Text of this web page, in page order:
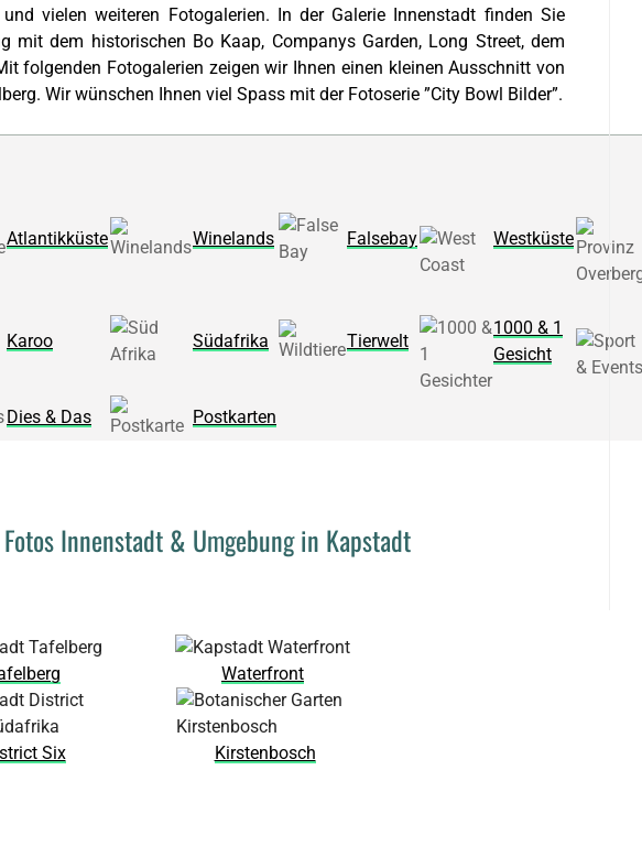
vielen weiteren Fotogalerien. In der Galerie Innenstadt finden Sie
mit dem historischen Bo Kaap, Companys Garden, Long Street, dem
folgenden Fotogalerien zeigen wir Ihnen einen kleinen Ausschnitt von
Wir wünschen Ihnen viel Spass mit der Fotoserie ”City Bowl Bilder”.
Atlantikküste Winelands Falsebay Westküste
Karoo Südafrika Tierwelt
1000 & 1
Gesicht
Dies & Das Postkarten
Innenstadt & Umgebung in Kapstadt
Waterfront
Six Kirstenbosch